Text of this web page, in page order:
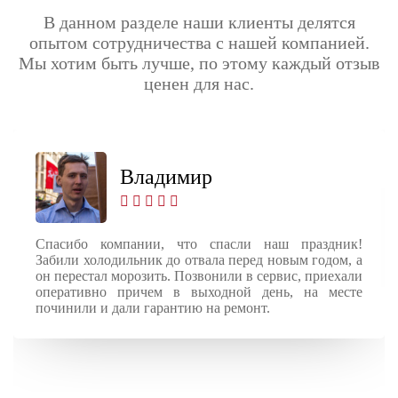
В данном разделе наши клиенты делятся
опытом сотрудничества с нашей компанией.
Мы хотим быть лучше, по этому каждый отзыв
ценен для нас.
Владимир
Спасибо компании, что спасли наш праздник!
Забили холодильник до отвала перед новым годом, а
он перестал морозить. Позвонили в сервис, приехали
оперативно причем в выходной день, на месте
починили и дали гарантию на ремонт.